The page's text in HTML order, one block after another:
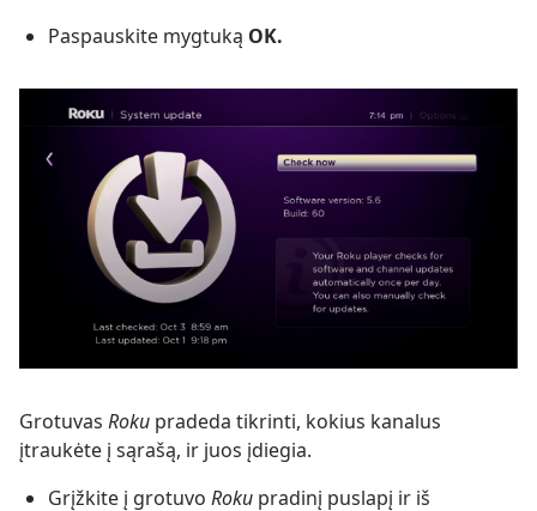
Paspauskite mygtuką OK.
Grotuvas Roku pradeda tikrinti, kokius kanalus
įtraukėte į sąrašą, ir juos įdiegia.
Grįžkite į grotuvo Roku pradinį puslapį ir iš